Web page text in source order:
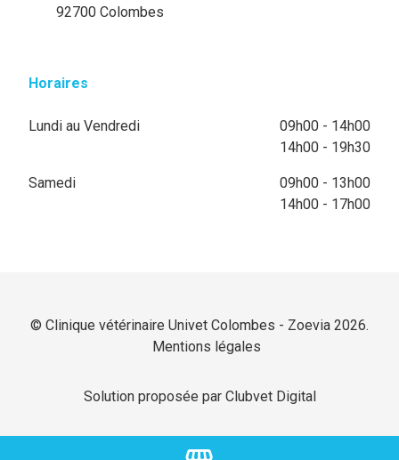
92700 Colombes
Horaires
Lundi au Vendredi
09h00 - 14h00
14h00 - 19h30
Samedi
09h00 - 13h00
14h00 - 17h00
© Clinique vétérinaire Univet Colombes - Zoevia 2026.
Mentions légales
Solution proposée par Clubvet Digital